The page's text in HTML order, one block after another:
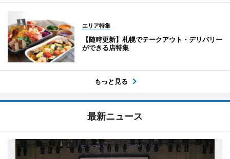
エリア特集
【随時更新】札幌でテークアウト・デリバリー
ができる店特集
もっと見る
最新ニュース